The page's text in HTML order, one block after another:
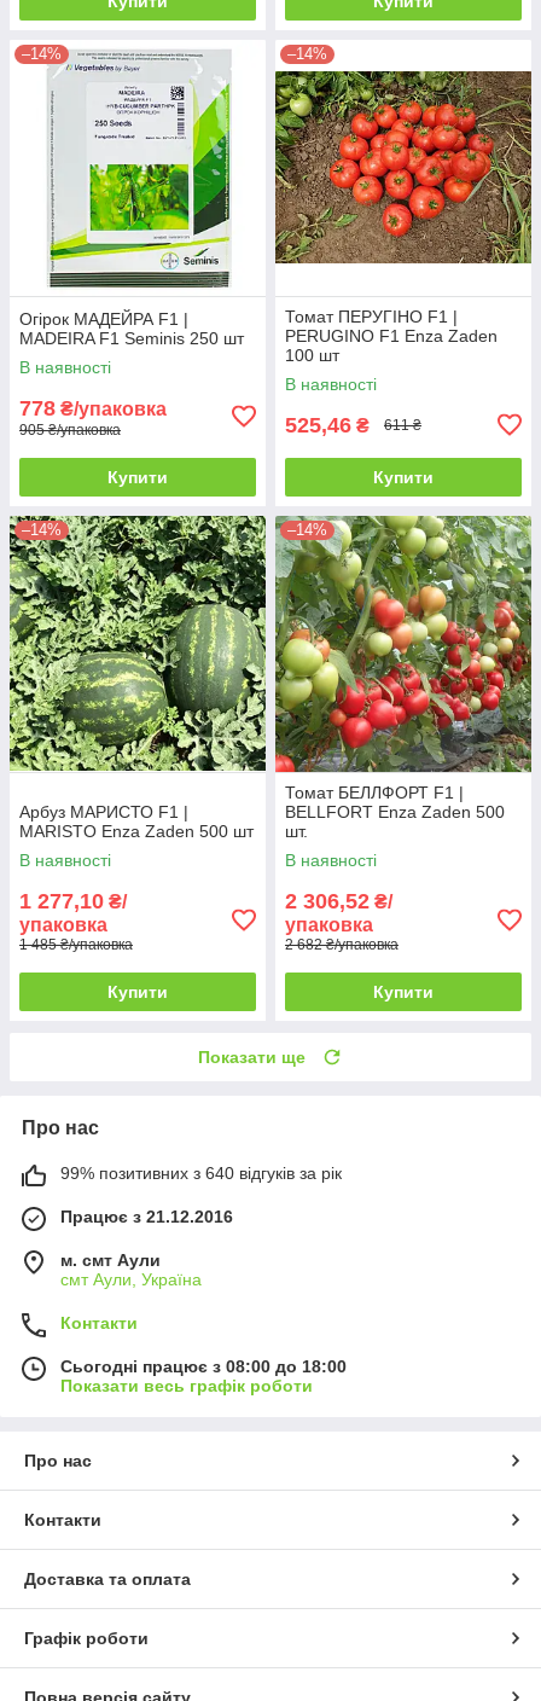
–14%
Огірок МАДЕЙРА F1 |
MADEIRA F1 Seminis 250 шт
В наявності
778 ₴/упаковка
905 ₴/упаковка
Купити
–14%
Томат ПЕРУГІНО F1 |
PERUGINO F1 Enza Zaden
100 шт
В наявності
525,46 ₴ 611 ₴
Купити
–14%
Арбуз МАРИСТО F1 |
MARISTO Enza Zaden 500 шт
В наявності
1 277,10 ₴/
упаковка
1 485 ₴/упаковка
Купити
–14%
Томат БЕЛЛФОРТ F1 |
BELLFORT Enza Zaden 500
шт.
В наявності
2 306,52 ₴/
упаковка
2 682 ₴/упаковка
Купити
Показати ще
Про нас
99% позитивних з 640 відгуків за рік
Працює з 21.12.2016
м. смт Аули
смт Аули, Україна
Контакти
Сьогодні працює з 08:00 до 18:00
Показати весь графік роботи
Про нас
Контакти
Доставка та оплата
Графік роботи
Повна версія сайту